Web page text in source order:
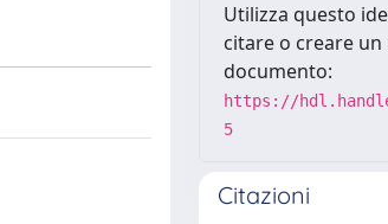
Utilizza questo
citare o creare
documento:
https://
5
Citazioni